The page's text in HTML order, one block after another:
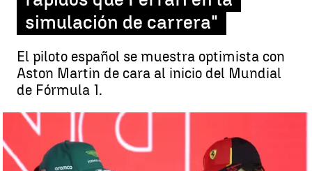
simulación de carrera"
El piloto español se muestra optimista con
Aston Martin de cara al inicio del Mundial
de Fórmula 1.